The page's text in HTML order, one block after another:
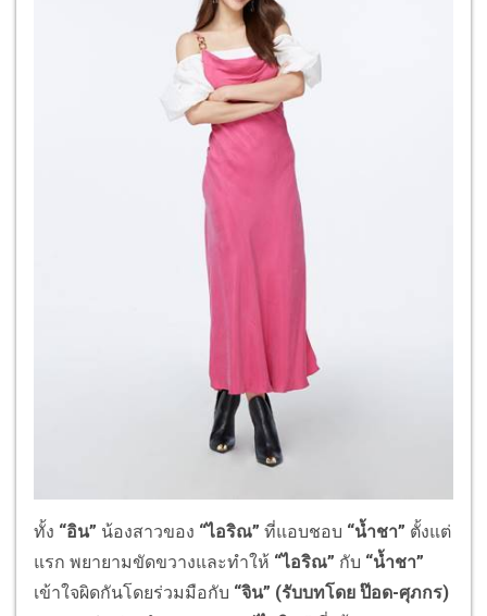
ทั้ง “อิน” น้องสาวของ “ไอริณ” ที่แอบชอบ “น้ำชา” ตั้งแต่
แรก พยายามขัดขวางและทำให้ “ไอริณ” กับ “น้ำชา”
เข้าใจผิดกันโดยร่วมมือกับ “จิน” (รับบทโดย ป๊อด-ศุภกร)